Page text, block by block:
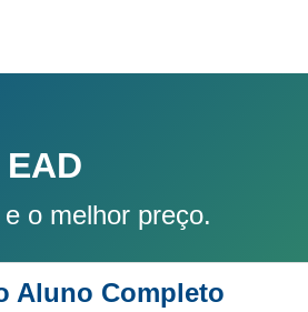
o melhor preço.
Aluno Completo